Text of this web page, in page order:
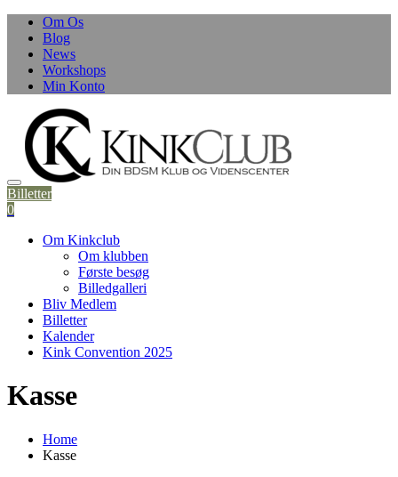
Skip
content
Om Os
Blog
News
Workshops
Min Konto
Billetter
0
Om Kinkclub
Om klubben
Første besøg
Billedgalleri
Bliv Medlem
Billetter
Kalender
Kink Convention 2025
Kasse
Home
Kasse